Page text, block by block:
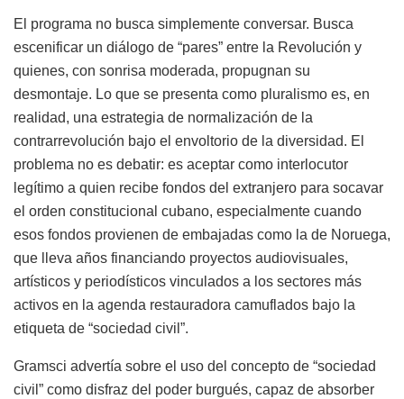
El programa no busca simplemente conversar. Busca
escenificar un diálogo de “pares” entre la Revolución y
quienes, con sonrisa moderada, propugnan su
desmontaje. Lo que se presenta como pluralismo es, en
realidad, una estrategia de normalización de la
contrarrevolución bajo el envoltorio de la diversidad. El
problema no es debatir: es aceptar como interlocutor
legítimo a quien recibe fondos del extranjero para socavar
el orden constitucional cubano, especialmente cuando
esos fondos provienen de embajadas como la de Noruega,
que lleva años financiando proyectos audiovisuales,
artísticos y periodísticos vinculados a los sectores más
activos en la agenda restauradora camuflados bajo la
etiqueta de “sociedad civil”.
Gramsci advertía sobre el uso del concepto de “sociedad
civil” como disfraz del poder burgués, capaz de absorber